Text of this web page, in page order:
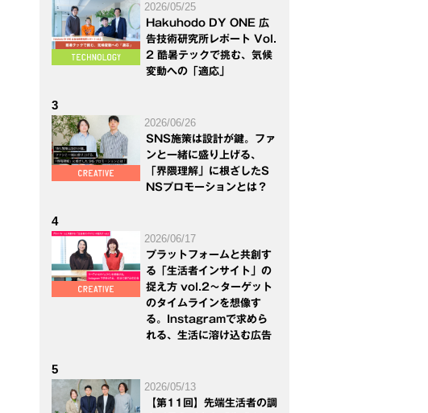
2026/05/25
Hakuhodo DY ONE 広
告技術研究所レポート Vol.
2 酷暑テックで挑む、気候
変動への「適応」
3
2026/06/26
SNS施策は設計が鍵。ファ
ンと一緒に盛り上げる、
「界隈理解」に根ざしたS
NSプロモーションとは？
4
2026/06/17
プラットフォームと共創す
る「生活者インサイト」の
捉え方 vol.2～ターゲット
のタイムラインを想像す
る。Instagramで求めら
れる、生活に溶け込む広告
5
2026/05/13
【第11回】先端生活者の調